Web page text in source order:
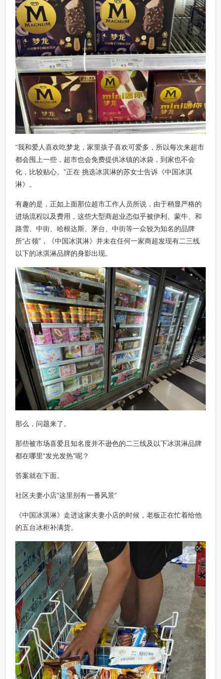
“我和爱人喜欢吃梦龙，家里孩子喜欢可爱多，所以每次来超市
都会囤上一些，超市也会免费提供冰镇的冰袋，到家也不会
化，比较贴心。”正在 挑选冰淇淋的苏女士告诉《中国冰淇
淋》。
有趣的是，正如上面那位超市工作人员所说，由于稍显严格的
进场流程以及费用，这些大型商超业态似乎被伊利、蒙牛、和
路雪、中街、哈根达斯、茅台、中街等一众较为知名的品牌
所“占领”，《中国冰淇淋》并未在任何一家商超发现有二三线
以下的冰淇淋品牌的身影出现。
那么，问题来了。
那些被市场喜爱且知名度并不逊色的二三线及以下冰淇淋品牌
都在哪里“发光发热”呢？
答案就在下面。
社区夫妻小店“这里别有一番风景”
《中国冰淇淋》走进这家夫妻小店的时候，老板正在忙着给他
的五台冰柜补满货。